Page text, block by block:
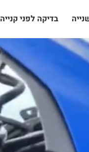
בדיקה לפני קנייה